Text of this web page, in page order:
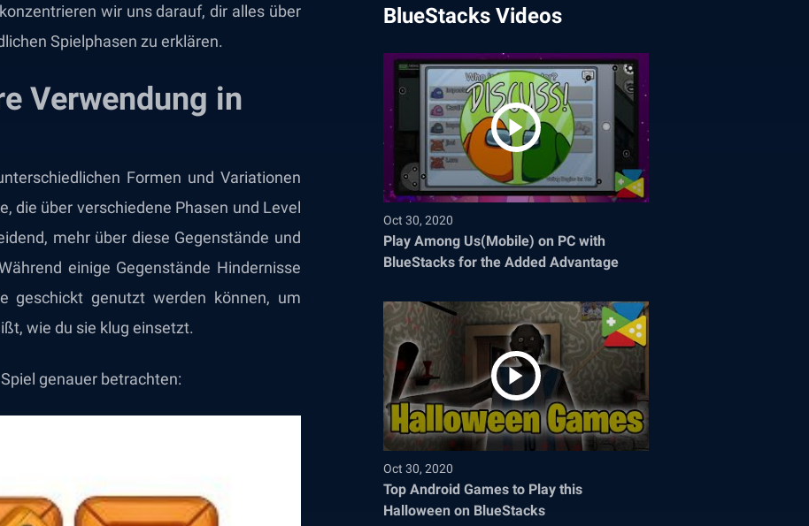
wir uns darauf, dir alles über
Spielphasen zu erklären.
Verwendung in
Formen und Variationen
die über verschiedene Phasen und Level
mehr über diese Gegenstände und
einige Gegenstände Hindernisse
geschickt genutzt werden können, um
wie du sie klug einsetzt.
genauer betrachten:
BlueStacks Videos
Oct 30, 2020
Play Among Us(Mobile) on PC with
BlueStacks for the Added Advantage
Oct 30, 2020
Top Android Games to Play this
Halloween on BlueStacks